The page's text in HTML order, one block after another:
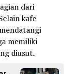
dari
kafe
memiliki
diusut.